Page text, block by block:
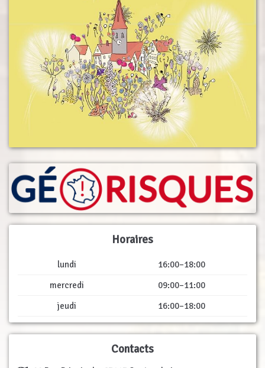
Horaires
lundi
16:00–18:00
mercredi
09:00–11:00
jeudi
16:00–18:00
Contacts